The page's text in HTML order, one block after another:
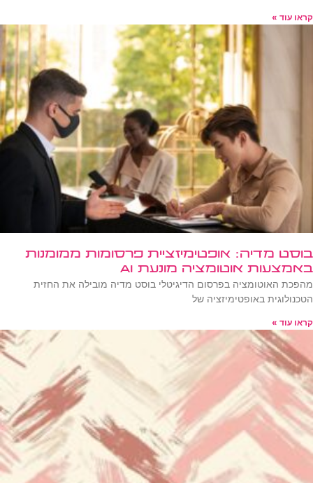
קראו עוד »
בוסט מדיה: אופטימיזציית פרסומות ממומנות
באמצעות אוטומציה מונעת AI
מהפכת האוטומציה בפרסום הדיגיטלי בוסט מדיה מובילה את החזית
הטכנולוגית באופטימיזציה של
קראו עוד »